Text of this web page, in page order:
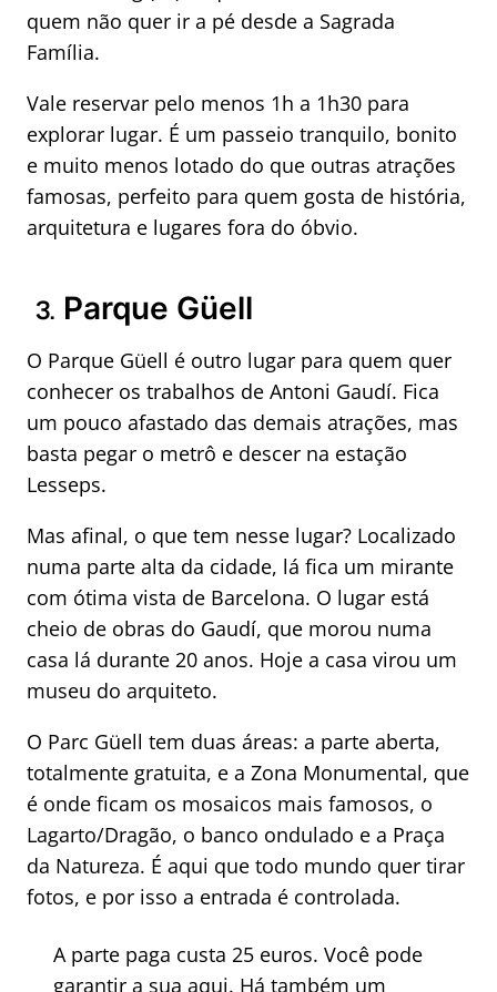
quem não quer ir a pé desde a Sagrada
Família.
Vale reservar pelo menos 1h a 1h30 para
explorar lugar. É um passeio tranquilo, bonito
e muito menos lotado do que outras atrações
famosas, perfeito para quem gosta de história,
arquitetura e lugares fora do óbvio.
3. Parque Güell
O Parque Güell é outro lugar para quem quer
conhecer os trabalhos de Antoni Gaudí. Fica
um pouco afastado das demais atrações, mas
basta pegar o metrô e descer na estação
Lesseps.
Mas afinal, o que tem nesse lugar? Localizado
numa parte alta da cidade, lá fica um mirante
com ótima vista de Barcelona. O lugar está
cheio de obras do Gaudí, que morou numa
casa lá durante 20 anos. Hoje a casa virou um
museu do arquiteto.
O Parc Güell tem duas áreas: a parte aberta,
totalmente gratuita, e a Zona Monumental, que
é onde ficam os mosaicos mais famosos, o
Lagarto/Dragão, o banco ondulado e a Praça
da Natureza. É aqui que todo mundo quer tirar
fotos, e por isso a entrada é controlada.
A parte paga custa 25 euros. Você pode
garantir a sua aqui. Há também um